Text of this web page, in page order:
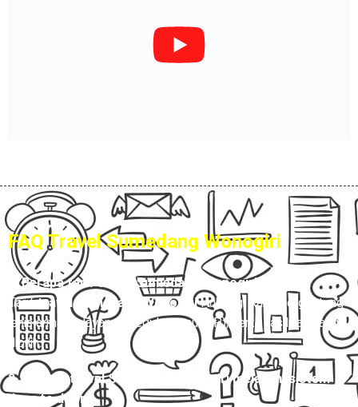
FAQ Travel Sumedang Wonogiri
1. Berapa tarif travel Sumedang Wonogiri terbaru?
Tariftravel Sumedang WonogiriHubungi Kami, tergantung
jenis armada, layanan (reguler atau VIP), serta fasilitas yang
dipilih.
2. Apakah travel Sumedang Wonogiri melayani sistem
door to door?